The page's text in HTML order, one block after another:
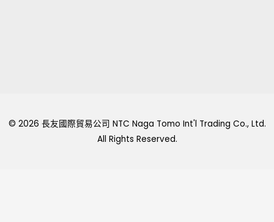
© 2026 長友國際貿易公司 NTC Naga Tomo Int'l Trading Co., Ltd.
All Rights Reserved.